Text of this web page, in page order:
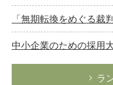
「無期転換をめぐる裁
中小企業のための採用
ラ